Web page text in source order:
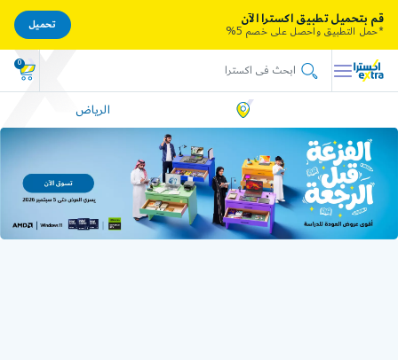
0
الرياض
قم بتحميل تطبيق اكسترا الآن
*حمل التطبيق واحصل على خصم 5%
تحميل